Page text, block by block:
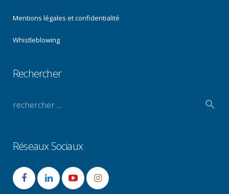
Mentions légales et confidentialité
Whistleblowing
Rechercher
Réseaux Sociaux